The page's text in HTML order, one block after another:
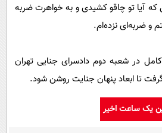
که آیا تو چاقو کشیدی و به خواهرت ضربه
و ضربه‌ای نزده‌ام.
کامل در شعبه دوم دادسرای جنایی تهران
تا ابعاد پنهان جنایت روشن شود.
یک ساعت اخیر